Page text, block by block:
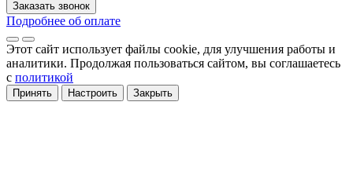
Заказать звонок
Подробнее об оплате
Этот сайт использует файлы cookie, для улучшения работы и
аналитики. Продолжая пользоваться сайтом, вы соглашаетесь
с политикой
Принять Настроить Закрыть